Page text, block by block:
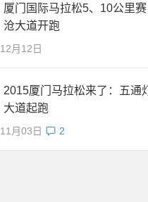
厦门国际马拉松5、10公里
沧大道开跑
12月12日
2015厦门马拉松来了：五通
大道起跑
11月03日
2